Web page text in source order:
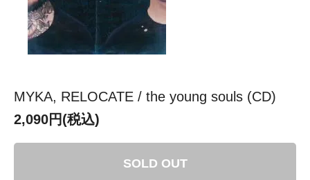
MYKA, RELOCATE / the young souls (CD)
2,090円(税込)
SOLD OUT